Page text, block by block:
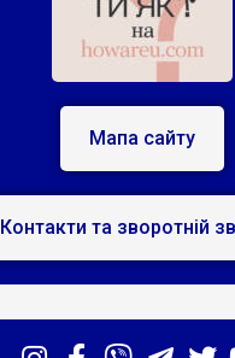
Мапа сайту
Контакти та зворотній